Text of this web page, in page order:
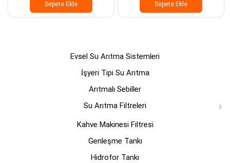
Sepete Ekle Sepete Ekle
Evsel Su Arıtma Sistemleri
İşyeri Tipi Su Arıtma
Arıtmalı Sebiller
Su Arıtma Filtreleri
Kahve Makinesi Filtresi
Genleşme Tankı
Hidrofor Tankı